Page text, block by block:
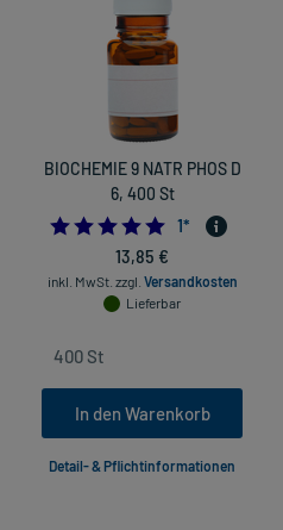
BIOCHEMIE 9 NATR PHOS D
6, 400 St
5.0
1*
13,85 €
inkl. MwSt. zzgl. Versandkosten
Lieferbar
In den Warenkorb
Detail- & Pflichtinformationen